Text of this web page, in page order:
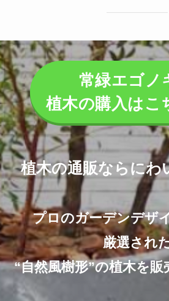
常緑エゴノ
植木の購入はこ
植木の通販ならにわ
プロのガーデンデザ
厳選され
“自然風樹形”の植木を